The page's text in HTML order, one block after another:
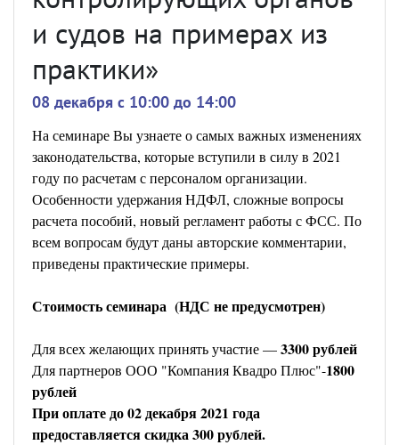
и судов на примерах из
практики»
08 декабря c 10:00 до 14:00
На семинаре Вы узнаете о самых важных изменениях
законодательства, которые вступили в силу в 2021
году по расчетам с персоналом организации.
Особенности удержания НДФЛ, сложные вопросы
расчета пособий, новый регламент работы с ФСС. По
всем вопросам будут даны авторские комментарии,
приведены практические примеры.
Стоимость семинара (НДС не предусмотрен)
Для всех желающих принять участие —3300 рублей
Для партнеров ООО "Компания Квадро Плюс"-1800
рублей
При оплате до 02 декабря 2021 года
предоставляется скидка 300 рублей.